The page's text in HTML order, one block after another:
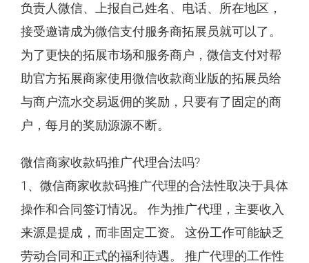
负责人微信、上报自己姓名、电话、所在地区，
接受邀请成为微信支付服务商拓展员就可以了。
为了更快的拓展市场和服务商户，微信支付对帮
助官方拓展商家使用微信收款商业版的拓展员给
与商户流水交易返佣的奖励，只要有了固定的商
户，每月的奖励源源不断。
微信商家收款码推广代理合法吗?
1、微信商家收款码推广代理的合法性取决于具体
操作和合同签订情况。 作为推广代理，主要收入
来源是提成，而非固定工资。 这份工作可能缺乏
劳动合同和正式的福利待遇。 推广代理的工作性